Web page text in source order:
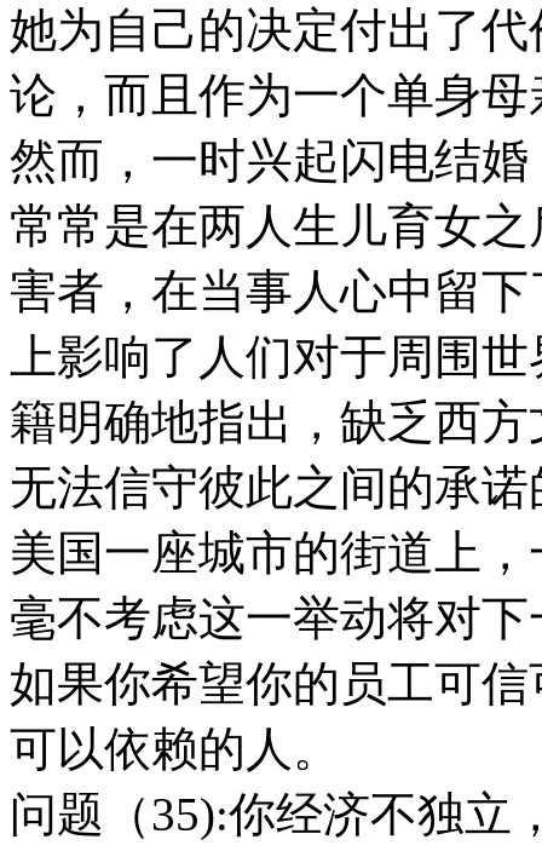
她为自己的决定付出了
论，而且作为一个单身
然而，一时兴起闪电结
常常是在两人生儿育女
害者，在当事人心中留
上影响了人们对于周围
籍明确地指出，缺乏西
无法信守彼此之间的承
美国一座城市的街道上
毫不考虑这一举动将对
如果你希望你的员工可
可以依赖的人。
问题（35):你经济不独立